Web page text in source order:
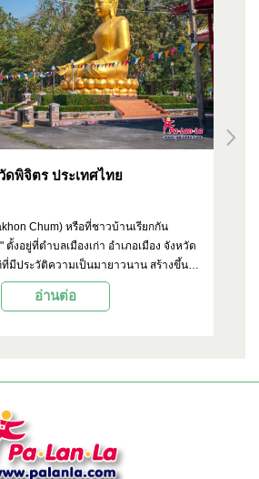
ดพิจิตร ประเทศไทย
Chum) หรือที่ชาวบ้านเรียกกัน
งอยู่ที่ตำบลเมืองเก่า อำเภอเมือง จังหวัด
ที่มีประวัติความเป็นมายาวนาน สร้างขึ้น
โดยเคยเป็นวัดสำคัญของเมืองพิจิตรใน
อ่านต่อ